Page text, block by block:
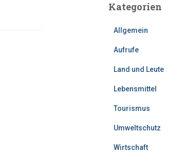
Kategorien
Allgemein
Aufrufe
Land und Leute
Lebensmittel
Tourismus
Umweltschutz
Wirtschaft